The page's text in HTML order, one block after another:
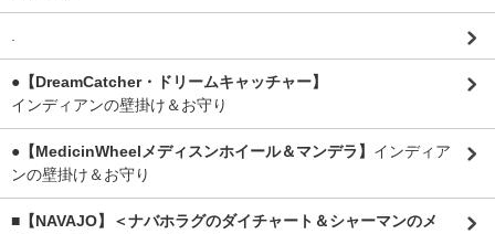
.
●【DreamCatcher・ドリームキャッチャー】
インディアンの壁掛け＆お守り
●【MedicinWheelメディスンホイール＆マンデラ】 インディア
ンの壁掛け＆お守り
■【NAVAJO】＜ナバホラグのダイチャート＆シャーマンのメ